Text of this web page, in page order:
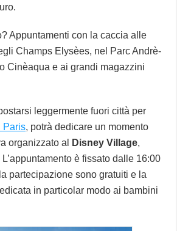
Appuntamenti con la caccia alle
Champs Elysèes, nel Parc Andrè-
Cinèaqua e ai grandi magazzini
leggermente fuori città per
Paris, potrà dedicare un momento
organizzato al
Disney Village,
è fissato dalle 16:00
partecipazione sono gratuiti e la
in particolar modo ai bambini